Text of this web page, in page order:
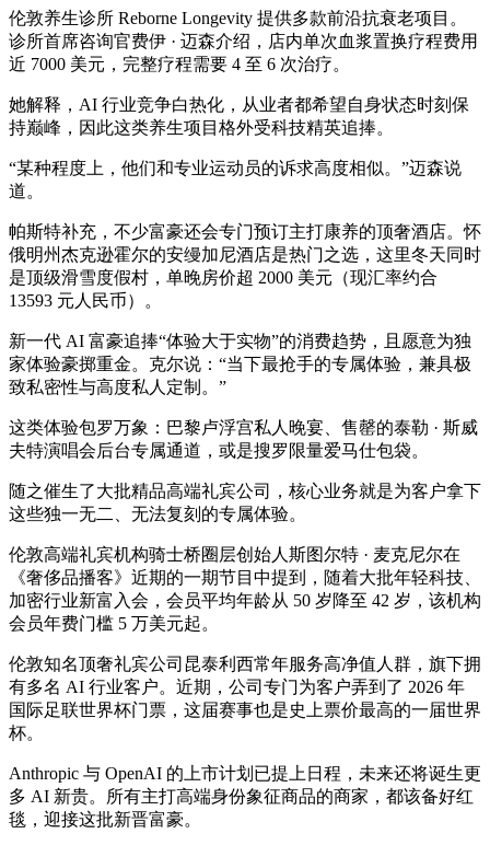
伦敦养生诊所 Reborne Longevity 提供多款前沿抗衰老项目。
诊所首席咨询官费伊 · 迈森介绍，店内单次血浆置换疗程费用
近 7000 美元，完整疗程需要 4 至 6 次治疗。
她解释，AI 行业竞争白热化，从业者都希望自身状态时刻保
持巅峰，因此这类养生项目格外受科技精英追捧。
“某种程度上，他们和专业运动员的诉求高度相似。”迈森说
道。
帕斯特补充，不少富豪还会专门预订主打康养的顶奢酒店。怀
俄明州杰克逊霍尔的安缦加尼酒店是热门之选，这里冬天同时
是顶级滑雪度假村，单晚房价超 2000 美元（现汇率约合
13593 元人民币）。
新一代 AI 富豪追捧“体验大于实物”的消费趋势，且愿意为独
家体验豪掷重金。克尔说：“当下最抢手的专属体验，兼具极
致私密性与高度私人定制。”
这类体验包罗万象：巴黎卢浮宫私人晚宴、售罄的泰勒 · 斯威
夫特演唱会后台专属通道，或是搜罗限量爱马仕包袋。
随之催生了大批精品高端礼宾公司，核心业务就是为客户拿下
这些独一无二、无法复刻的专属体验。
伦敦高端礼宾机构骑士桥圈层创始人斯图尔特 · 麦克尼尔在
《奢侈品播客》近期的一期节目中提到，随着大批年轻科技、
加密行业新富入会，会员平均年龄从 50 岁降至 42 岁，该机构
会员年费门槛 5 万美元起。
伦敦知名顶奢礼宾公司昆泰利西常年服务高净值人群，旗下拥
有多名 AI 行业客户。近期，公司专门为客户弄到了 2026 年
国际足联世界杯门票，这届赛事也是史上票价最高的一届世界
杯。
Anthropic 与 OpenAI 的上市计划已提上日程，未来还将诞生更
多 AI 新贵。所有主打高端身份象征商品的商家，都该备好红
毯，迎接这批新晋富豪。